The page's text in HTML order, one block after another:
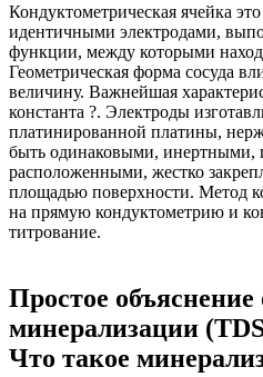
Кондуктометрическая ячейка
идентичными электродами,
функции, между которыми
Геометрическая форма сосуда
величину. Важнейшая
константа ?. Электроды
платинированной платины,
быть одинаковыми, инертными,
расположенными, жестко
площадью поверхности. Метод
на прямую кондуктометрию и
титрование.
Простое
минерализации
Что такое